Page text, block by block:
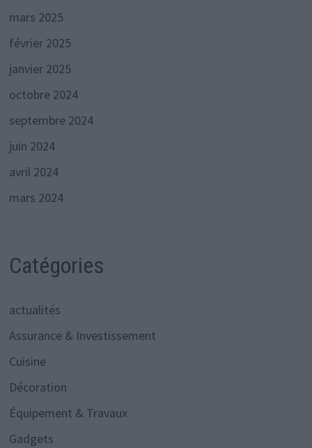
mars 2025
février 2025
janvier 2025
octobre 2024
septembre 2024
juin 2024
avril 2024
mars 2024
Catégories
actualités
Assurance & Investissement
Cuisine
Décoration
Équipement & Travaux
Gadgets